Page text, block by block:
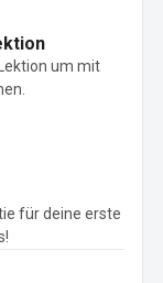
um mit
für deine erste